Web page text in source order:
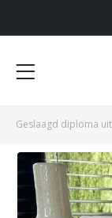
Voor 12:00 uur
Geslaagd diploma